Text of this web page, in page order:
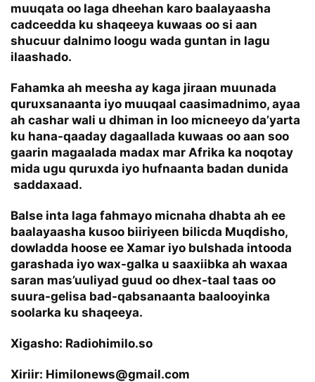
muuqata oo laga dheehan karo baalayaasha
cadceedda ku shaqeeya kuwaas oo si aan
shucuur dalnimo loogu wada guntan in lagu
ilaashado.
Fahamka ah meesha ay kaga jiraan muunada
quruxsanaanta iyo muuqaal caasimadnimo, ayaa
ah cashar wali u dhiman in loo micneeyo da’yarta
ku hana-qaaday dagaallada kuwaas oo aan soo
gaarin magaalada madax mar Afrika ka noqotay
mida ugu quruxda iyo hufnaanta badan dunida
saddaxaad.
Balse inta laga fahmayo micnaha dhabta ah ee
baalayaasha kusoo biiriyeen bilicda Muqdisho,
dowladda hoose ee Xamar iyo bulshada intooda
garashada iyo wax-galka u saaxiibka ah waxaa
saran mas’uuliyad guud oo dhex-taal taas oo
suura-gelisa bad-qabsanaanta baalooyinka
soolarka ku shaqeeya.
Xigasho: Radiohimilo.so
Xiriir: Himilonews@gmail.com